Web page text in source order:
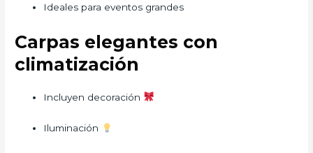
Ideales para eventos grandes
Carpas elegantes con
climatización
Incluyen decoración
Iluminación